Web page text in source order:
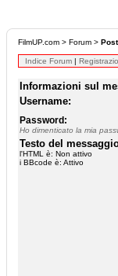
FilmUP.com > Forum >
Indice Forum |
Informazioni sul
Username:
Password:
Ho dimenticato la mia
Testo del
l'HTML è: Non attivo
i BBcode è: Attivo